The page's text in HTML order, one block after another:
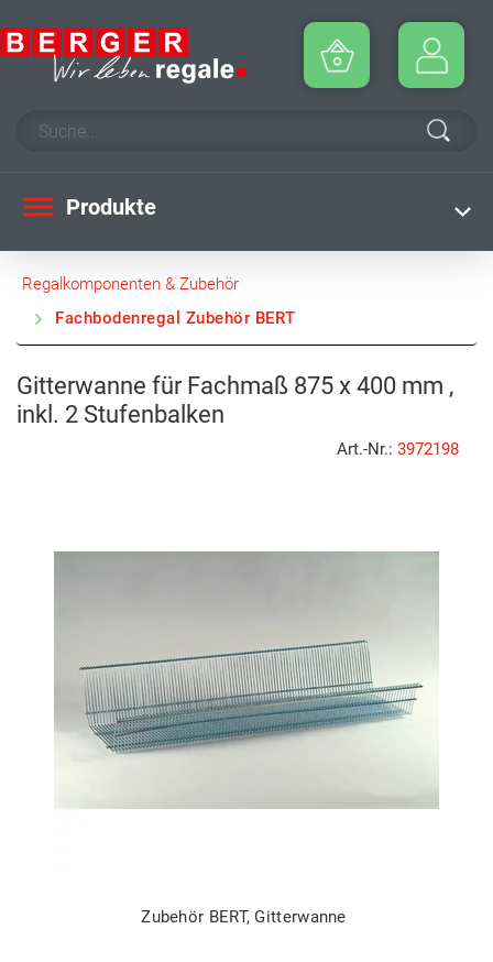
Produkte
Regalkomponenten & Zubehör
Fachbodenregal Zubehör BERT
Gitterwanne für Fachmaß 875 x 400 mm ,
inkl. 2 Stufenbalken
Art.-Nr.: 3972198
Zubehör BERT, Gitterwanne